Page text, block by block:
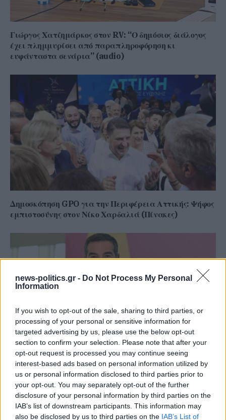
news-politics.gr - Do Not Process My Personal
Information
If you wish to opt-out of the sale, sharing to third parties, or
processing of your personal or sensitive information for
targeted advertising by us, please use the below opt-out
section to confirm your selection. Please note that after your
opt-out request is processed you may continue seeing
interest-based ads based on personal information utilized by
us or personal information disclosed to third parties prior to
your opt-out. You may separately opt-out of the further
disclosure of your personal information by third parties on the
IAB’s list of downstream participants. This information may
also be disclosed by us to third parties on the IAB’s List of
Γιώργος Χατζημάρκος στον RV: “Ο δημόσιος διάλογος
έχει πλημμυρίσει από παραπληροφόρηση κι
ευφάνταστα σενάρια” (audio)
Δημοσκόπηση GPO για την Περιφέρεια Αττικής: Ψήφος
εμπιστοσύνης στον Νίκο Χαρδαλιά (Πίνακες)
Το σχέδιο Τσίπρα για την Αυτοδιοίκηση σταθερά
προσηλωμένο στη νεοφιλελεύθερη αντίληψη της
«πολυεπίπεδης διακυβέρνησης»